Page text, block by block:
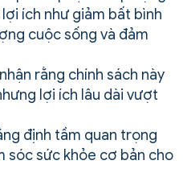
ích như giảm bất bình
cuộc sống và đảm
rằng chính sách này
lợi ích lâu dài vượt
định tầm quan trọng
sóc sức khỏe cơ bản cho